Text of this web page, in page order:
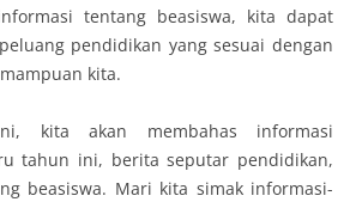
tentang beasiswa, kita dapat
pendidikan yang sesuai dengan
kita.
kita akan membahas informasi
tahun ini, berita seputar pendidikan,
beasiswa. Mari kita simak informasi-